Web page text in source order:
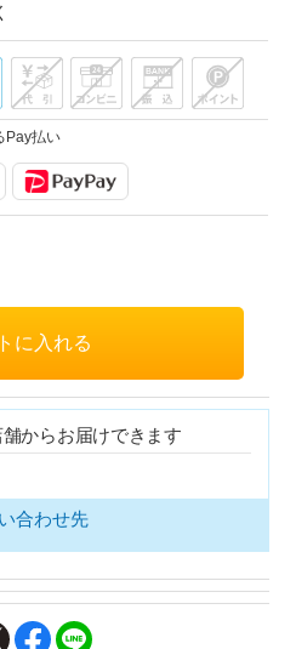
Pay払い
からお届けできます
合わせ先